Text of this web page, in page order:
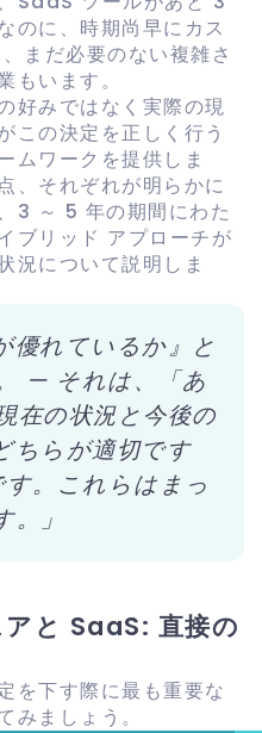
のに、時期尚早にカス
まだ必要のない複雑さ
もいます。
好みではなく実際の現
この決定を正しく行う
ムワークを提供しま
、それぞれが明らかに
3 ～ 5 年の期間にわた
ブリッド アプローチが
況について説明しま
優れているか』と
— それは、「あ
在の状況と今後の
ちらが適切です
。これらはまっ
」
と SaaS: 直接の
を下す際に最も重要な
みましょう。